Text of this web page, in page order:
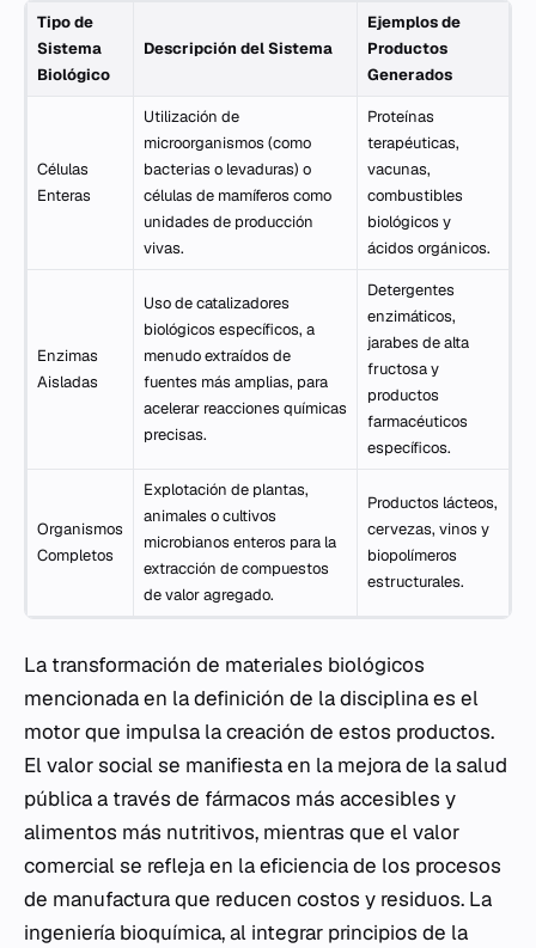
Tipo de
Sistema
Biológico
Descripción del Sistema
Ejemplos de
Productos
Generados
Células
Enteras
Utilización de
microorganismos (como
bacterias o levaduras) o
células de mamíferos como
unidades de producción
vivas.
Proteínas
terapéuticas,
vacunas,
combustibles
biológicos y
ácidos orgánicos.
Enzimas
Aisladas
Uso de catalizadores
biológicos específicos, a
menudo extraídos de
fuentes más amplias, para
acelerar reacciones químicas
precisas.
Detergentes
enzimáticos,
jarabes de alta
fructosa y
productos
farmacéuticos
específicos.
Organismos
Completos
Explotación de plantas,
animales o cultivos
microbianos enteros para la
extracción de compuestos
de valor agregado.
Productos lácteos,
cervezas, vinos y
biopolímeros
estructurales.
La transformación de materiales biológicos
mencionada en la definición de la disciplina es el
motor que impulsa la creación de estos productos.
El valor social se manifiesta en la mejora de la salud
pública a través de fármacos más accesibles y
alimentos más nutritivos, mientras que el valor
comercial se refleja en la eficiencia de los procesos
de manufactura que reducen costos y residuos. La
ingeniería bioquímica, al integrar principios de la